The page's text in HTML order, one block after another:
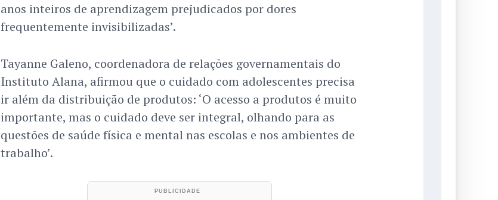
anos inteiros de aprendizagem prejudicados por dores
frequentemente invisibilizadas’.
Tayanne Galeno, coordenadora de relações governamentais do
Instituto Alana, afirmou que o cuidado com adolescentes precisa
ir além da distribuição de produtos: ‘O acesso a produtos é muito
importante, mas o cuidado deve ser integral, olhando para as
questões de saúde física e mental nas escolas e nos ambientes de
trabalho’.